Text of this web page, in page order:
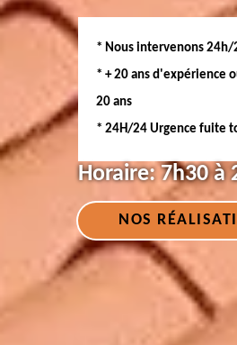
* Nous intervenons 24h/
* + 20 ans d'expérience
20 ans
* 24H/24 Urgence fuite
Horaire:7h30 à
NOS